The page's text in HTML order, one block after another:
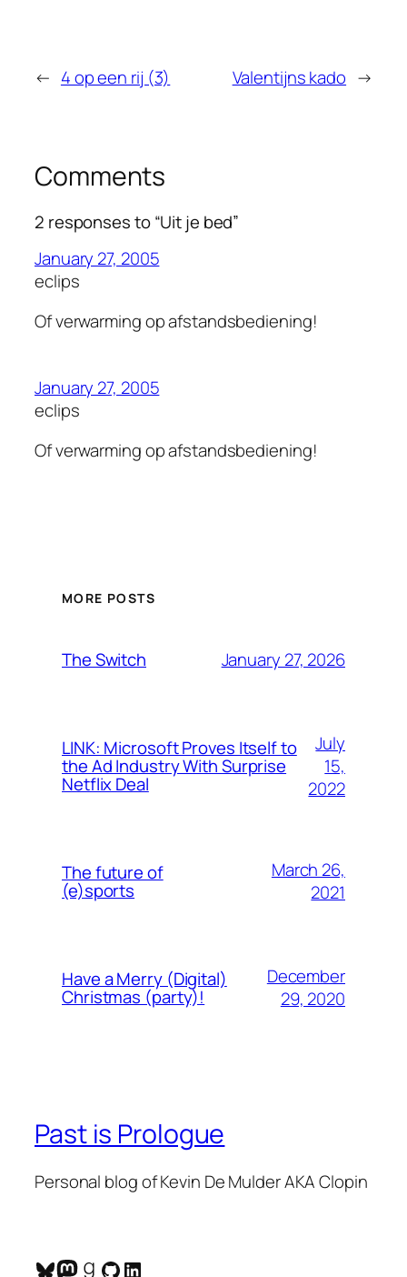
← 4 op een rij (3) Valentijns kado →
Comments
2 responses to “Uit je bed”
January 27, 2005
eclips
Of verwarming op afstandsbediening!
January 27, 2005
eclips
Of verwarming op afstandsbediening!
MORE POSTS
The Switch January 27, 2026
LINK: Microsoft Proves Itself to
the Ad Industry With Surprise
Netflix Deal
July
15,
2022
The future of
(e)sports
March 26,
2021
Have a Merry (Digital)
Christmas (party)!
December
29, 2020
Past is Prologue
Personal blog of Kevin De Mulder AKA Clopin
Bluesky
Mastodon
Goodreads
GitHub
LinkedIn